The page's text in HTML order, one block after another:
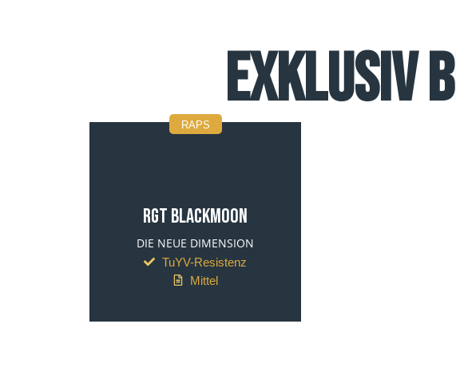
Exklusiv
RAPS
RGT BLACKMOON
DIE NEUE DIMENSION
TuYV-Resistenz
Mittel